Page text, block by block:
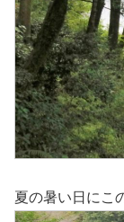
夏の暑い日にこ